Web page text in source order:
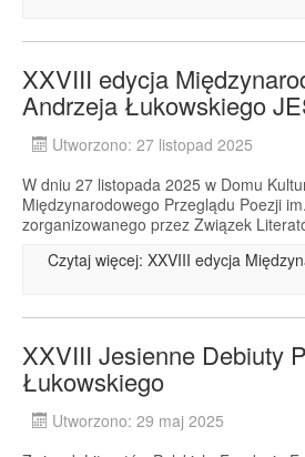
XXVIII edycja
Andrzeja Łukowskiego
Utworzono: 27 listopad 2025
W dniu 27 listopada 2025 w Domu
Międzynarodowego Przeglądu Poezji
zorganizowanego przez Związek
Czytaj więcej: XXVIII edycja
XXVIII Jesienne Debiuty
Łukowskiego
Utworzono: 29 maj 2025